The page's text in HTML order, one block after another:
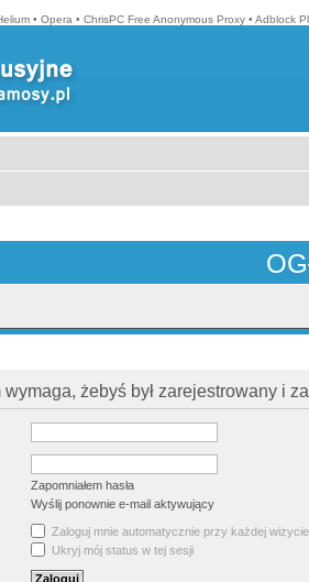
• Opera • ChrisPC Free Anonymous Proxy • Adblock
żebyś był zarejestrowany i
Zapomniałem hasła
Wyślij ponownie e-mail aktywujący
Zaloguj mnie automatycznie przy każdej wizycie
Ukryj mój status w tej sesji